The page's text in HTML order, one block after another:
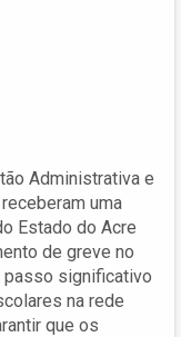
Administrativa e
uma
Estado do Acre
de greve no
passo significativo
na rede
que os